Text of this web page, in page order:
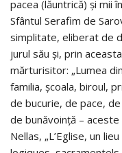
pacea (lăuntrică) şi mii
Sfântul Serafim de
simplitate, eliberat de
jurul său şi, prin
mărturisitor: „Lumea
familia, şcoala, biroul,
de bucurie, de pace,
de bunăvoinţă – aceste
Nellas, „L’Eglise, un